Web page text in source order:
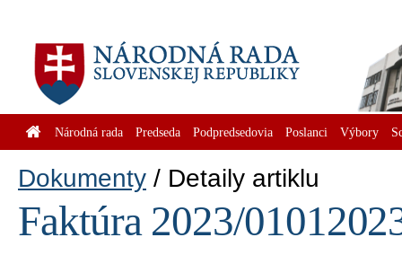
Národná rada Predseda Podpredsedovia Poslanci Výbory
Dokumenty Detaily artiklu
Faktúra 2023/